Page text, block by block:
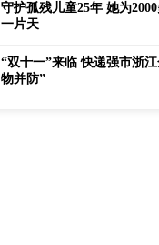
守护孤残儿童25年 她为
一片天
“双十一”来临 快递强市浙
物并防”